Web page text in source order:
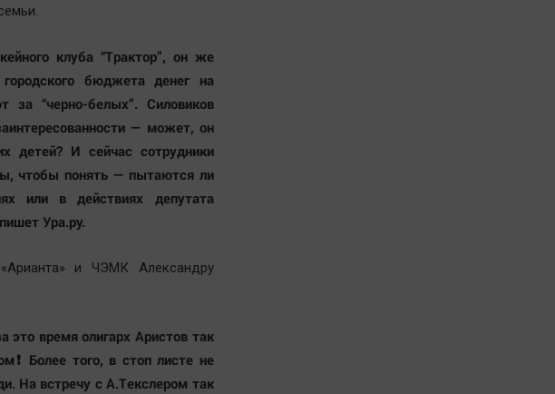
клуба “Трактор”, он же
бюджета денег на
“черно-белых”. Силовиков
— может, он
детей? И сейчас сотрудники
чтобы понять — пытаются ли
или в действиях депутата
Ура.ру.
и ЧЭМК Александру
это время олигарх Аристов так
Более того, в стоп листе не
На встречу с А.Текслером так